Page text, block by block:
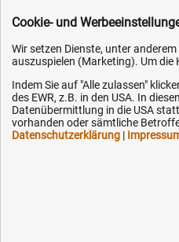
Schaltplan 2/2-Wege-Sitzventil
Menge
Cookie- und
Wir setzen Dienste, unter
auszuspielen (Marketing). Um
Indem Sie auf "Alle zulassen"
des EWR, z.B. in den USA. In
Datenübermittlung in die USA
vorhanden oder sämtliche
Datenschutzerklärung |